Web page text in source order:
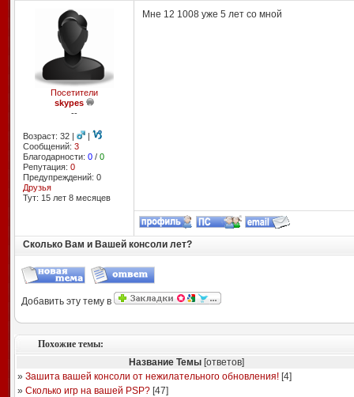
Посетители
skypes
--
Возраст: 32 |
|
Сообщений: 3
Благодарности: 0/ 0
Репутация: 0
Предупреждений: 0
Друзья
Тут: 15 лет 8 месяцев
Мне 12 1008 уже 5 лет со мной
Сколько Вам и Вашей консоли лет?
Добавить эту тему в
Похожие темы:
Название Темы[ответов]
» Зашита вашей консоли от нежилательного обновления![4]
» Сколько игр на вашей PSP?[47]